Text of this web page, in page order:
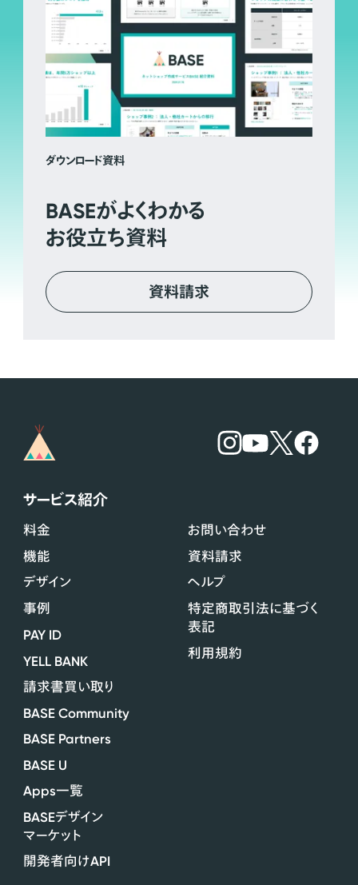
ダウンロード資料
BASEがよくわかる
お役立ち資料
資料請求
サービス紹介
料金
機能
デザイン
事例
PAY ID
YELL BANK
請求書買い取り
BASE Community
BASE Partners
BASE U
Apps一覧
BASEデザイン
マーケット
開発者向けAPI
お問い合わせ
資料請求
ヘルプ
特定商取引法に基づく
表記
利用規約